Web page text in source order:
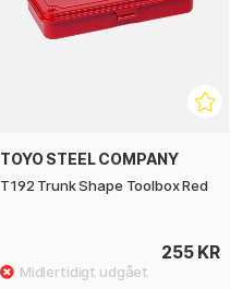
TOYO STEEL COMPANY
T192 Trunk Shape Toolbox Red
255 KR